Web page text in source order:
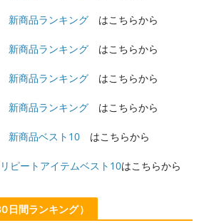
商品ランキング はこちらから
商品ランキング はこちらから
商品ランキング はこちらから
商品ランキング はこちらから
商品ベスト10 はこちらから
ピートアイテムベスト10はこちらから
日間ランキング）